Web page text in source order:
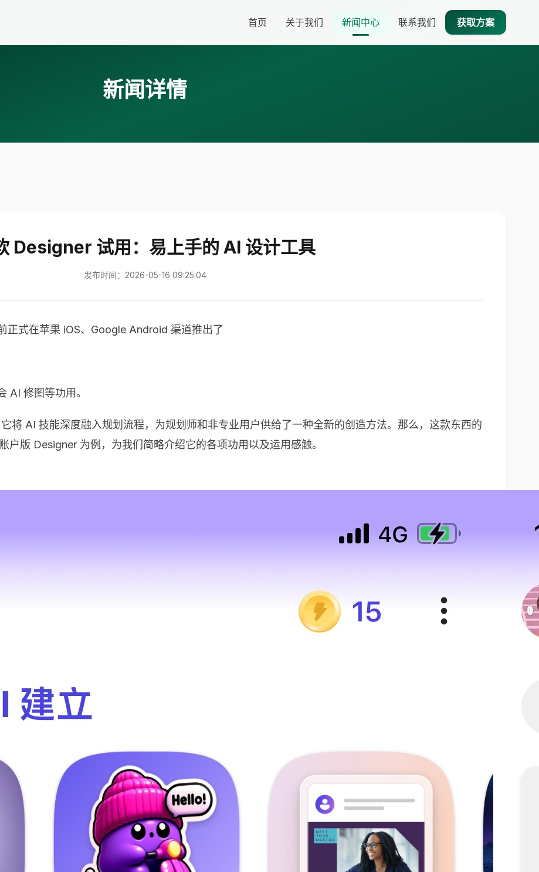
首页 关于我们 新闻中心 联系我们 获取方案
新闻详情
Designer 试用：易上手的 AI 设计工具
发布时间：2026-05-16 09:25:04
正式在苹果 iOS、Google Android 渠道推出了
AI 修图等功用。
将 AI 技能深度融入规划流程，为规划师和非专业用户供给了一种全新的创造方法。那么，这款东西的
户版 Designer 为例，为我们简略介绍它的各项功用以及运用感触。